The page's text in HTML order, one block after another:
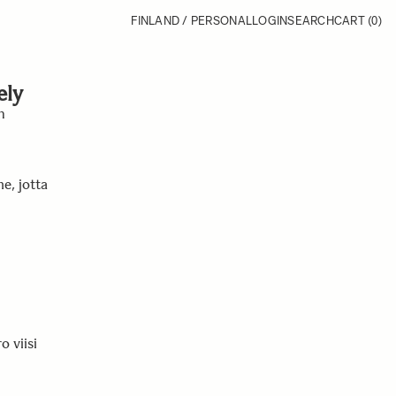
FINLAND / PERSONALLOGINSEARCHCART (0)
jotta
viisi